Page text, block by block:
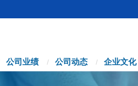
公司业绩 / 公司动态 / 企业文化